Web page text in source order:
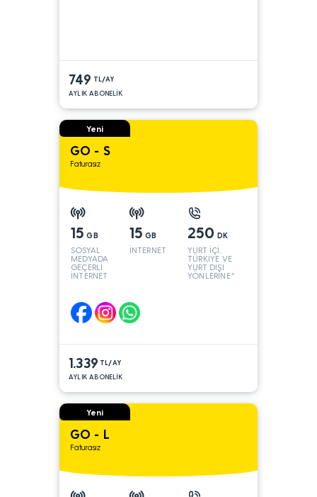
749 TL/AY
AYLIK ABONELİK
Yeni
GO - S
Faturasız
15 GB
SOSYAL
MEDYADA
GEÇERLİ
İNTERNET
15 GB
İNTERNET
250 DK
YURT İÇİ,
TÜRKİYE VE
YURT DIŞI
YÖNLERİNE*
1.339 TL/AY
AYLIK ABONELİK
Yeni
GO - L
Faturasız